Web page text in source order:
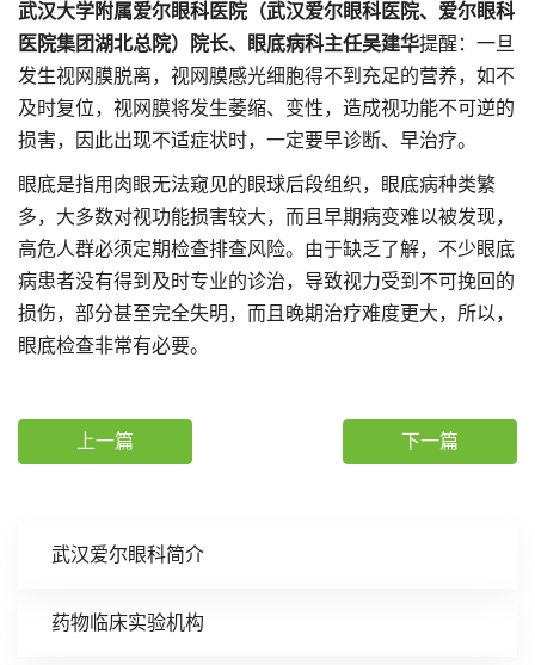
武汉爱尔眼科简介
药物临床实验机构
武汉大学附属爱尔眼科医院（武汉爱尔眼科医院、爱尔眼科
医院集团湖北总院）院长、眼底病科主任吴建华提醒：一旦
发生视网膜脱离，视网膜感光细胞得不到充足的营养，如不
及时复位，视网膜将发生萎缩、变性，造成视功能不可逆的
损害，因此出现不适症状时，一定要早诊断、早治疗。
眼底是指用肉眼无法窥见的眼球后段组织，眼底病种类繁
多，大多数对视功能损害较大，而且早期病变难以被发现，
高危人群必须定期检查排查风险。由于缺乏了解，不少眼底
病患者没有得到及时专业的诊治，导致视力受到不可挽回的
损伤，部分甚至完全失明，而且晚期治疗难度更大，所以，
眼底检查非常有必要。
上一篇 下一篇